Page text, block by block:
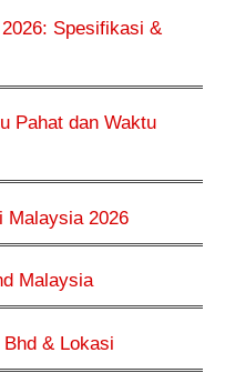
Spesifikasi &
Pahat dan Waktu
Malaysia 2026
Malaysia
& Lokasi